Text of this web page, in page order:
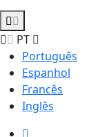
PT
Português
Espanhol
Francês
Inglês